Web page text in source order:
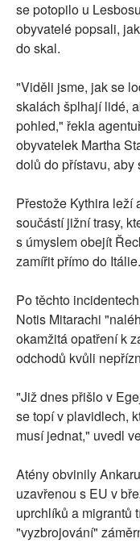
se potopilo u
obyvatelé popsali,
do skal.
"Viděli jsme, jak se
skalách šplhají lidé,
pohled," řekla
obyvatelek Martha
dolů do přístavu,
Přestože Kythira leží
součástí jižní trasy,
s úmyslem obejít
zamířit přímo do Itálie.
Po těchto
Notis Mitarachi
okamžitá opatření k
odchodů kvůli
"Již dnes přišlo v
se topí v plavidlech,
musí jednat," uvedl
Atény obvinily
uzavřenou s EU v
uprchlíků a migrantů
"vyzbrojování"